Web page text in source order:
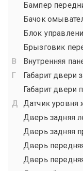
Бампер
Бачок
Блок
Брызговик
Внутренняя
Габарит двери
Габарит двери
Датчик уровня
Дверь задняя
Дверь задняя
Дверь
Дверь